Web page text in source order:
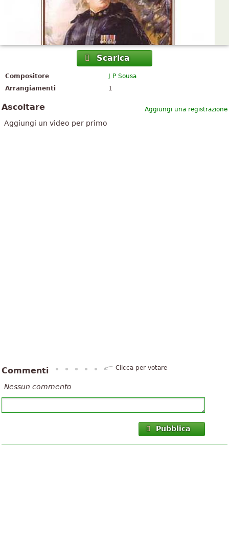
Scarica
Compositore
J P Sousa
Arrangiamenti
1
Aggiungi una registrazione
Ascoltare
Aggiungi un video per primo
Commenti Clicca per votare
Nessun commento
Pubblica